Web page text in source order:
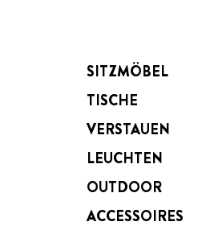
SITZMÖBEL
TISCHE
VERSTAUEN
LEUCHTEN
OUTDOOR
ACCESSOIRES